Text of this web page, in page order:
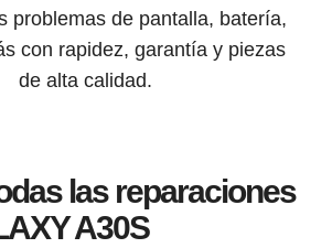
problemas de pantalla, batería,
con rapidez, garantía y piezas
de alta calidad.
las reparaciones
A30S